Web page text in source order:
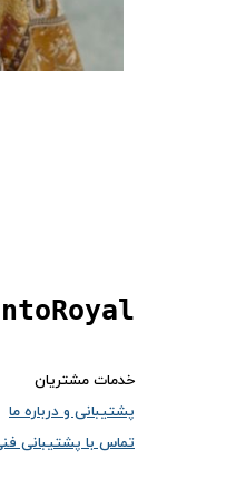
خدمات مشتریان
پشتیبانی و درباره ما
تماس با پشتیبانی فنی :